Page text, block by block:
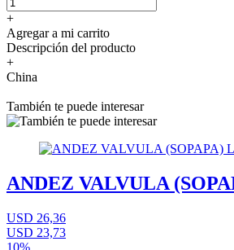
+
Agregar a mi carrito
Descripción del producto
+
China
También te puede interesar
ANDEZ VALVULA
USD 26,36
USD 23,73